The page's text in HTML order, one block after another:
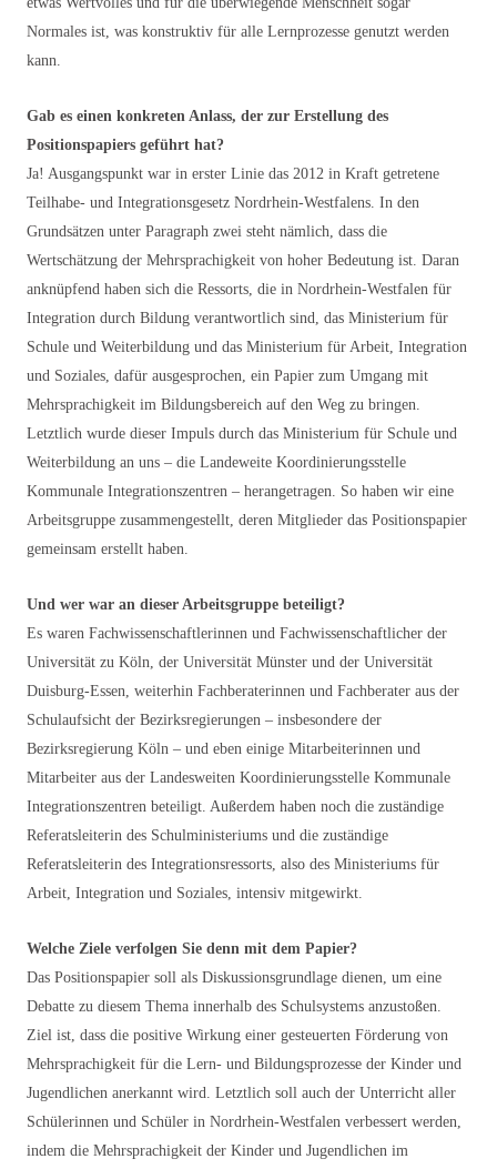
Normales ist, was konstruktiv für alle Lernprozesse genutzt werden
kann.
Gab es einen konkreten Anlass, der zur Erstellung des
Positionspapiers geführt hat?
Ja! Ausgangspunkt war in erster Linie das 2012 in Kraft getretene
Teilhabe- und Integrationsgesetz Nordrhein-Westfalens. In den
Grundsätzen unter Paragraph zwei steht nämlich, dass die
Wertschätzung der Mehrsprachigkeit von hoher Bedeutung ist. Daran
anknüpfend haben sich die Ressorts, die in Nordrhein-Westfalen für
Integration durch Bildung verantwortlich sind, das Ministerium für
Schule und Weiterbildung und das Ministerium für Arbeit, Integration
und Soziales, dafür ausgesprochen, ein Papier zum Umgang mit
Mehrsprachigkeit im Bildungsbereich auf den Weg zu bringen.
Letztlich wurde dieser Impuls durch das Ministerium für Schule und
Weiterbildung an uns – die Landeweite Koordinierungsstelle
Kommunale Integrationszentren – herangetragen. So haben wir eine
Arbeitsgruppe zusammengestellt, deren Mitglieder das Positionspapier
gemeinsam erstellt haben.
Und wer war an dieser Arbeitsgruppe beteiligt?
Es waren Fachwissenschaftlerinnen und Fachwissenschaftlicher der
Universität zu Köln, der Universität Münster und der Universität
Duisburg-Essen, weiterhin Fachberaterinnen und Fachberater aus der
Schulaufsicht der Bezirksregierungen – insbesondere der
Bezirksregierung Köln – und eben einige Mitarbeiterinnen und
Mitarbeiter aus der Landesweiten Koordinierungsstelle Kommunale
Integrationszentren beteiligt. Außerdem haben noch die zuständige
Referatsleiterin des Schulministeriums und die zuständige
Referatsleiterin des Integrationsressorts, also des Ministeriums für
Arbeit, Integration und Soziales, intensiv mitgewirkt.
Welche Ziele verfolgen Sie denn mit dem Papier?
Das Positionspapier soll als Diskussionsgrundlage dienen, um eine
Debatte zu diesem Thema innerhalb des Schulsystems anzustoßen.
Ziel ist, dass die positive Wirkung einer gesteuerten Förderung von
Mehrsprachigkeit für die Lern- und Bildungsprozesse der Kinder und
Jugendlichen anerkannt wird. Letztlich soll auch der Unterricht aller
Schülerinnen und Schüler in Nordrhein-Westfalen verbessert werden,
indem die Mehrsprachigkeit der Kinder und Jugendlichen im